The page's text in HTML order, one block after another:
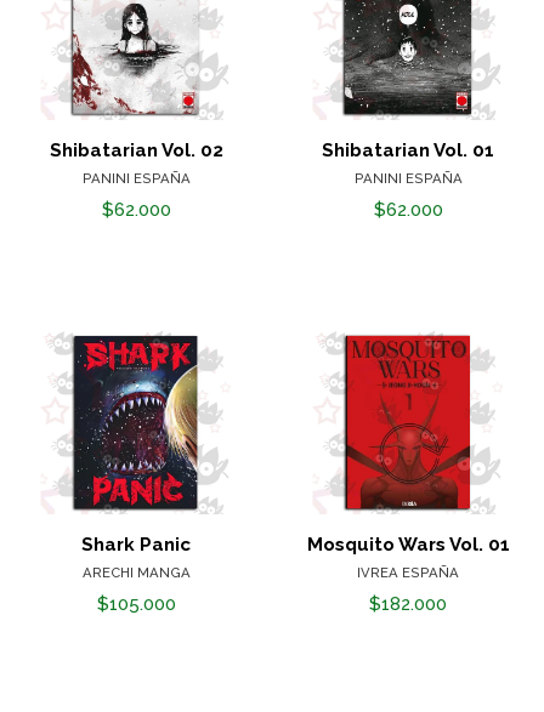
Shibatarian Vol. 02
PANINI ESPAÑA
$62.000
Shibatarian Vol. 01
PANINI ESPAÑA
$62.000
Shark Panic
ARECHI MANGA
$105.000
Mosquito Wars Vol. 01
IVREA ESPAÑA
$182.000